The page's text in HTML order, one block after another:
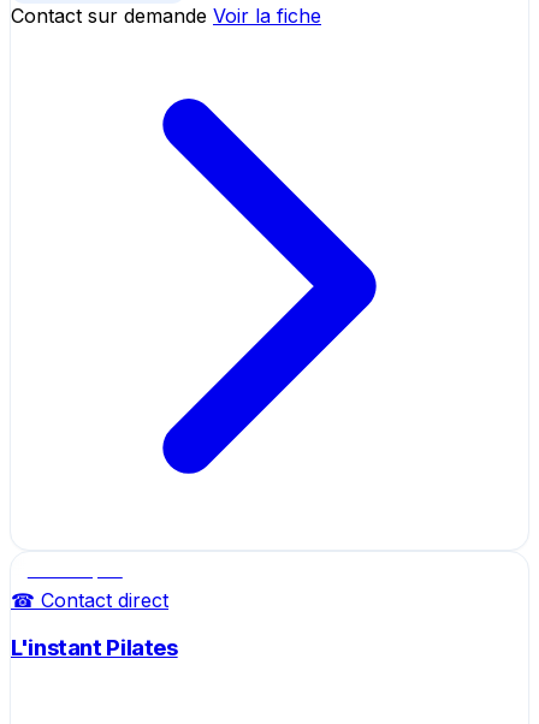
Contact sur demande Voir la fiche
☎ Contact direct
L'instant Pilates